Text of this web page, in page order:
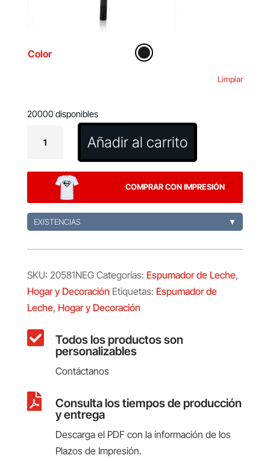
Color
Limpiar
20000 disponibles
cantidad
Añadir al carrito
COMPRAR CON IMPRESIÓN
EXISTENCIAS ▼
SKU: 20581NEG Categorías: Espumador de Leche,
Hogar y Decoración Etiquetas: Espumador de
Leche, Hogar y Decoración
 Todos los productos son
personalizables
Contáctanos
 Consulta los tiempos de producción
y entrega
Descarga el PDF con la información de los
Plazos de Impresión.